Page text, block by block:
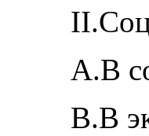
А.В
В.В